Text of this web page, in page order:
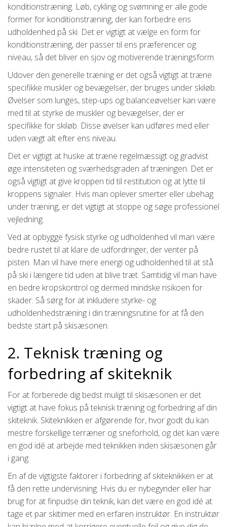
konditionstræning. Løb, cykling og svømning er alle gode
former for konditionstræning, der kan forbedre ens
udholdenhed på ski. Det er vigtigt at vælge en form for
konditionstræning, der passer til ens præferencer og
niveau, så det bliver en sjov og motiverende træningsform.
Udover den generelle træning er det også vigtigt at træne
specifikke muskler og bevægelser, der bruges under skiløb.
Øvelser som lunges, step-ups og balanceøvelser kan være
med til at styrke de muskler og bevægelser, der er
specifikke for skiløb. Disse øvelser kan udføres med eller
uden vægt alt efter ens niveau.
Det er vigtigt at huske at træne regelmæssigt og gradvist
øge intensiteten og sværhedsgraden af træningen. Det er
også vigtigt at give kroppen tid til restitution og at lytte til
kroppens signaler. Hvis man oplever smerter eller ubehag
under træning, er det vigtigt at stoppe og søge professionel
vejledning.
Ved at opbygge fysisk styrke og udholdenhed vil man være
bedre rustet til at klare de udfordringer, der venter på
pisten. Man vil have mere energi og udholdenhed til at stå
på ski i længere tid uden at blive træt. Samtidig vil man have
en bedre kropskontrol og dermed mindske risikoen for
skader. Så sørg for at inkludere styrke- og
udholdenhedstræning i din træningsrutine for at få den
bedste start på skisæsonen.
2. Teknisk træning og
forbedring af skiteknik
For at forberede dig bedst muligt til skisæsonen er det
vigtigt at have fokus på teknisk træning og forbedring af din
skiteknik. Skiteknikken er afgørende for, hvor godt du kan
mestre forskellige terræner og sneforhold, og det kan være
en god idé at arbejde med teknikken inden skisæsonen går
i gang.
En af de vigtigste faktorer i forbedring af skiteknikken er at
få den rette undervisning. Hvis du er nybegynder eller har
brug for at finpudse din teknik, kan det være en god idé at
tage et par skitimer med en erfaren instruktør. En instruktør